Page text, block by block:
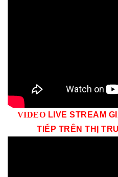
VIDEO LIVE STREAM
TIẾP TRÊN THỊ